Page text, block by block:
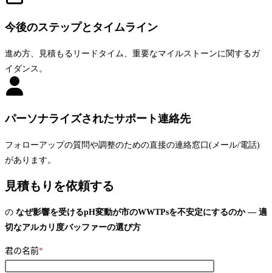
今後のステップとタイムライン
進め方、見積もるリードタイム、重要なマイルストーンに関するガ
イダンス。
パーソナライズされたサポート連絡先
フォローアップの質問や調整のための直接の連絡窓口(メール/電話)
があります。
見積もりを依頼する
の なぜ影響を受けるpH変動が市のWWTPsを不安定にするのか — 適
切なアルカリ度バッファーの選び方
君の名前*